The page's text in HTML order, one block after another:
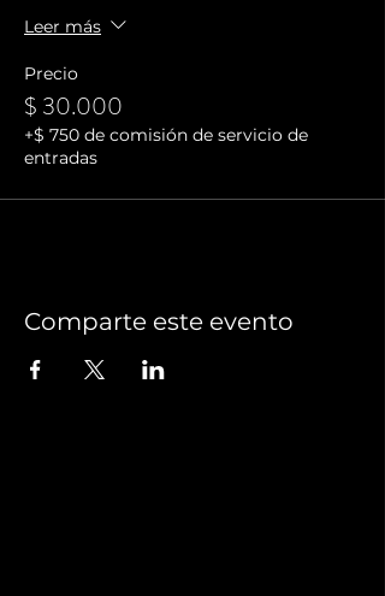
Leer más
Precio
$ 30.000
+$ 750 de comisión de servicio de
entradas
Comparte este evento